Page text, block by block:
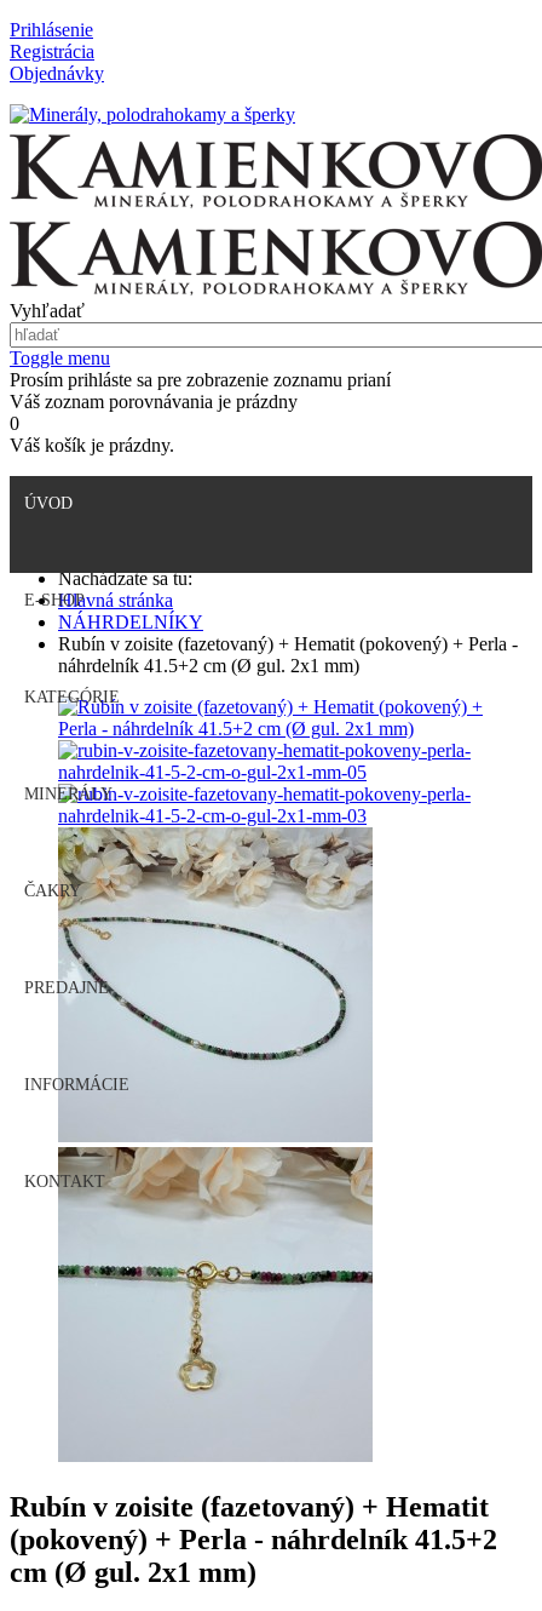
Prihlásenie
Registrácia
Objednávky
Vyhľadať
Toggle menu
Prosím prihláste sa pre zobrazenie zoznamu prianí
Váš zoznam porovnávania je prázdny
0
Váš košík je prázdny.
ÚVOD
E-SHOP
KATEGÓRIE
MINERÁLY
ČAKRY
PREDAJNE
INFORMÁCIE
KONTAKT
Nachádzate sa tu:
Hlavná stránka
NÁHRDELNÍKY
Rubín v zoisite (fazetovaný) + Hematit (pokovený) + Perla -
náhrdelník 41.5+2 cm (Ø gul. 2x1 mm)
Rubín v zoisite (fazetovaný) + Hematit
(pokovený) + Perla - náhrdelník 41.5+2
cm (Ø gul. 2x1 mm)